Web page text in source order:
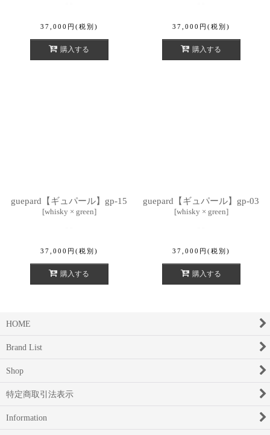
37,000 円 (税別)
購入する
37,000 円 (税別)
購入する
guepard【ギュパール】gp-15
[whisky × green]
37,000 円 (税別)
購入する
guepard【ギュパール】gp-03
[whisky × green]
37,000 円 (税別)
購入する
HOME
Brand List
Shop
特定商取引法表示
Information